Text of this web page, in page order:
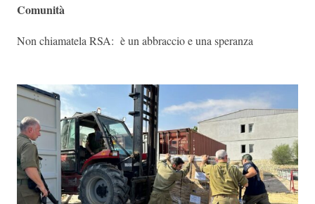
Comunità
Non chiamatela RSA: è un abbraccio e una speranza